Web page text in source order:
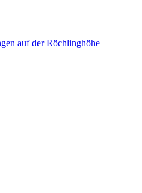
auf der Röchlinghöhe